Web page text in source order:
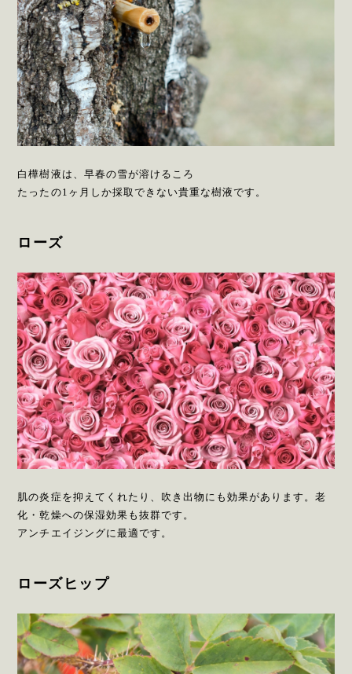
白樺樹液は、早春の雪が溶けるころ
たったの1ヶ月しか採取できない貴重な樹液です。
ローズ
肌の炎症を抑えてくれたり、吹き出物にも効果があります。老
化・乾燥への保湿効果も抜群です。
アンチエイジングに最適です。
ローズヒップ